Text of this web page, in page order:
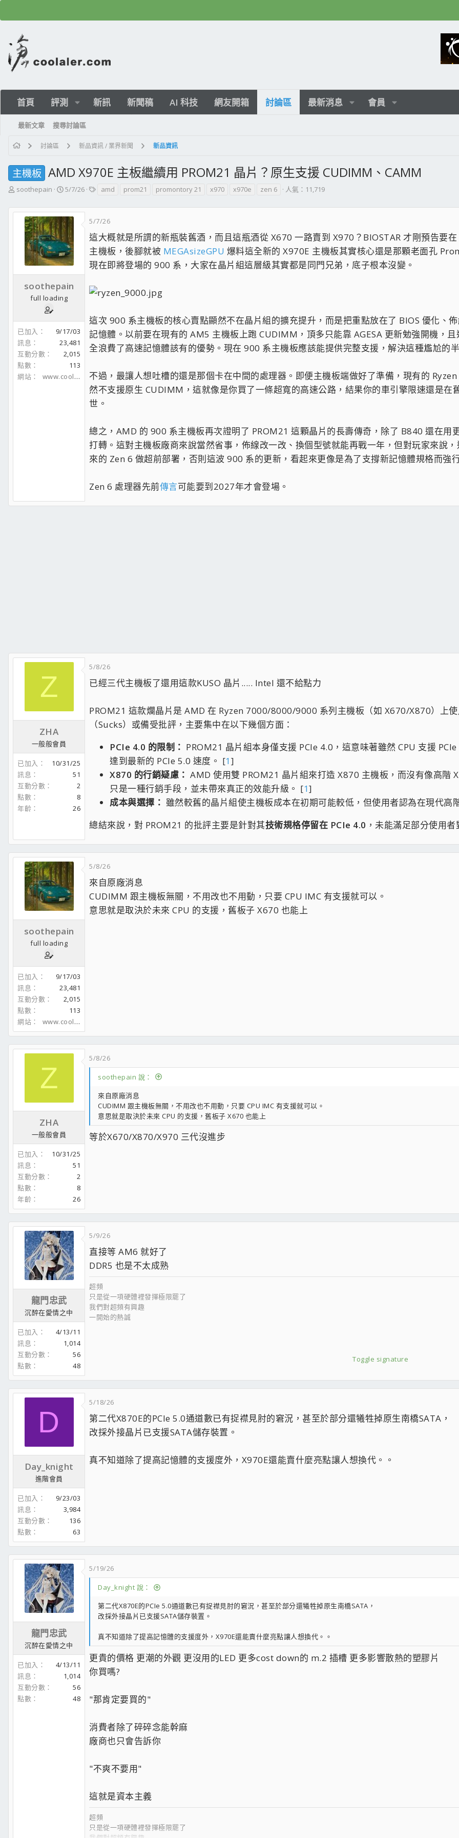
首頁 評測 新訊 新聞稿 AI 科技 網友開箱 討論區 最新消息 會員
最新文章 搜尋討論區
討論區 新品資訊 / 業界新聞 新品資訊
主機板 AMD X970E 主板繼續用 PROM21 晶片？原生支援 CUDIMM、CAMM
主
發
soothepain
開
日
期
5/7/26
標amd prom21 promontory 21 x970 x970e zen 6 人氣：11,719
soothepain
full loading
已加入
9/17/03
訊息
23,481
互動分數
2,015
點數
113
網站
www.coolaler.com
5/7/26
這大概就是所謂的新瓶裝舊酒，而且這瓶酒從 X670 一路賣到 X970？BIOSTAR 才剛預告要
主機板，後腳就被 MEGAsizeGPU 爆料這全新的 X970E 主機板其實核心還是那顆老面孔
現在即將登場的 900 系，大家在晶片組這層級其實都是同門兄弟，底子根本沒變。
這次 900 系主機板的核心賣點顯然不在晶片組的擴充提升，而是把重點放在了 BIOS 優化、
記憶體。以前要在現有的 AM5 主機板上跑 CUDIMM，頂多只能靠 AGESA 更新勉強開機，
全浪費了高速記憶體該有的優勢。現在 900 系主機板應該能提供完整支援，解決這種尷尬的
不過，最讓人想吐槽的還是那個卡在中間的處理器。即便主機板端做好了準備，現有的
然不支援原生 CUDIMM，這就像是你買了一條超寬的高速公路，結果你的車引擎限速還是
世。
總之，AMD 的 900 系主機板再次證明了 PROM21 這顆晶片的長壽傳奇，除了 B840 還在用
打轉。這對主機板廠商來說當然省事，佈線改一改、換個型號就能再戰一年，但對玩家來說
來的 Zen 6 做超前部署，否則這波 900 系的更新，看起來更像是為了支撐新記憶體規格而強
Zen 6 處理器先前傳言可能要到2027年才會登場。
Z
ZHA
一般般會員
已加入
10/31/25
訊息
51
互動分數
2
點數
8
年齡
26
5/8/26
已經三代主機板了還用這款KUSO 晶片..... Intel 還不給點力
PROM21 這款爛晶片是 AMD 在 Ryzen 7000/8000/9000 系列主機板（如 X670/X870）上
（Sucks）或備受批評，主要集中在以下幾個方面：
PCIe 4.0 的限制： PROM21 晶片組本身僅支援 PCIe 4.0，這意味著雖然 CPU 支援
達到最新的 PCIe 5.0 速度。 [1]
X870 的行銷疑慮： AMD 使用雙 PROM21 晶片組來打造 X870 主機板，而沒有像高階
只是一種行銷手段，並未帶來真正的效能升級。 [1]
成本與選擇： 雖然較舊的晶片組使主機板成本在初期可能較低，但使用者認為在現代
總結來說，對 PROM21 的批評主要是針對其技術規格停留在 PCIe 4.0 ，未能滿足部分使用
soothepain
full loading
已加入
9/17/03
訊息
23,481
互動分數
2,015
點數
113
網站
www.coolaler.com
5/8/26
來自原廠消息
CUDIMM 跟主機板無關，不用改也不用動，只要 CPU IMC 有支援就可以。
意思就是取決於未來 CPU 的支援，舊板子 X670 也能上
Z
ZHA
一般般會員
已加入
10/31/25
訊息
51
互動分數
2
點數
8
年齡
26
5/8/26
soothepain 說：
來自原廠消息
CUDIMM 跟主機板無關，不用改也不用動，只要 CPU IMC 有支援就可以。
意思就是取決於未來 CPU 的支援，舊板子 X670 也能上
等於X670/X870/X970 三代沒進步
龍門忠武
沉醉在愛情之中
已加入
4/13/11
訊息
1,014
互動分數
56
點數
48
5/9/26
直接等 AM6 就好了
DDR5 也是不太成熟
Toggle signature
超頻
只是從一項硬體裡發揮極限罷了
我們對超頻有興趣
一開始的熱誠
昔日2號機: 穩穩不加壓
CP 破表的R3 1200:
最經典的sandy bridge
這些年來辛苦了
---------------------------現役主力---------------------------
老婆專用1號機: AMD yes
D
Day_knight
進階會員
已加入
9/23/03
訊息
3,984
互動分數
136
點數
63
5/18/26
第二代X870E的PCIe 5.0通道數已有捉襟見肘的窘況，甚至於部分還犧牲掉原生南橋SATA，
改採外接晶片已支援SATA儲存裝置。
真不知道除了提高記憶體的支援度外，X970E還能賣什麼亮點讓人想換代。。
龍門忠武
沉醉在愛情之中
已加入
4/13/11
訊息
1,014
互動分數
56
點數
48
5/19/26
Day_knight 說：
第二代X870E的PCIe 5.0通道數已有捉襟見肘的窘況，甚至於部分還犧牲掉原生南橋SATA，
改採外接晶片已支援SATA儲存裝置。
真不知道除了提高記憶體的支援度外，X970E還能賣什麼亮點讓人想換代。。
更貴的價格 更潮的外觀 更沒用的LED 更多cost down的 m.2 插槽 更多影響散熱的塑膠片
你買嗎?
"那肯定要買的"
消費者除了碎碎念能幹麻
廠商也只會告訴你
"不爽不要用"
這就是資本主義
超頻
只是從一項硬體裡發揮極限罷了